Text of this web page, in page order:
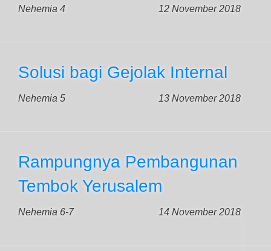
Nehemia 4 12 November 2018
Solusi bagi Gejolak Internal
Nehemia 5 13 November 2018
Rampungnya Pembangunan
Tembok Yerusalem
Nehemia 6-7 14 November 2018